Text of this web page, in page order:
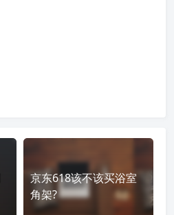
京东618该不该买浴室
角架?